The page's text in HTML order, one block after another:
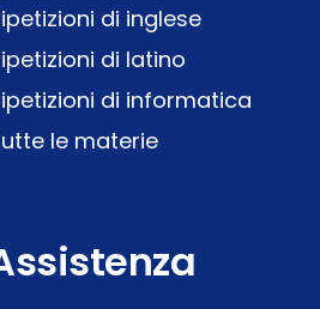
di inglese
di latino
di informatica
le materie